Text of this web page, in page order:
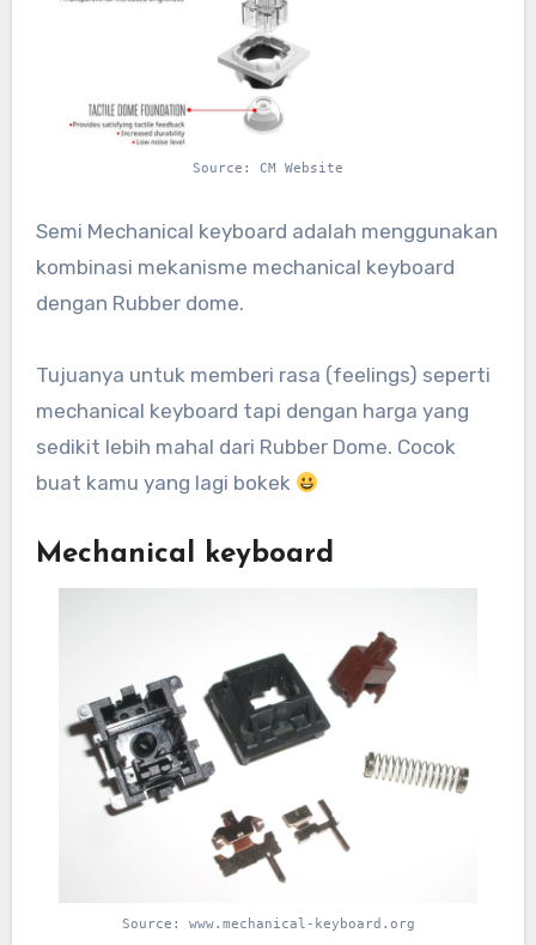
Source: CM Website
Semi Mechanical keyboard adalah menggunakan
kombinasi mekanisme mechanical keyboard
dengan Rubber dome.
Tujuanya untuk memberi rasa (feelings) seperti
mechanical keyboard tapi dengan harga yang
sedikit lebih mahal dari Rubber Dome. Cocok
buat kamu yang lagi bokek
Mechanical keyboard
Source: www.mechanical-keyboard.org